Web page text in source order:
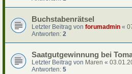
Buchstabenrätsel
Letzter Beitrag von forumadmin «
Antworten: 2
Saatgutgewinnung bei
Letzter Beitrag von Maren «
Antworten: 5